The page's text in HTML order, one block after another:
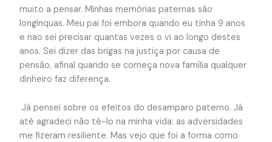
muito a pensar. Minhas memórias paternas são
longínquas. Meu pai foi embora quando eu tinha 9 anos
e nao sei precisar quantas vezes o vi ao longo destes
anos. Sei dizer das brigas na justiça por causa de
pensão, afinal quando se começa nova família qualquer
dinheiro faz diferença.
Já pensei sobre os efeitos do desamparo paterno. Já
até agradeci não tê-lo na minha vida: as adversidades
me fizeram resiliente. Mas vejo que foi a forma como